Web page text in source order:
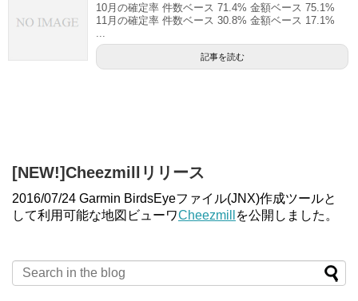
10月の確定率 件数ベース 71.4% 金額ベース 75.1%
11月の確定率 件数ベース 30.8% 金額ベース 17.1%
記事を読む
[NEW!]Cheezmillリリース
2016/07/24 Garmin BirdsEyeファイル(JNX)作成ツールと
して利用可能な地図ビューワCheezmill を公開しました。